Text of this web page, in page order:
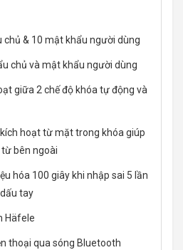
chủ & 10 mật khẩu người dùng
chủ và mật khẩu người dùng
giữa 2 chế độ khóa tự động và
hoạt từ mặt trong khóa giúp
từ bên ngoài
hóa 100 giây khi nhập sai 5 lần
tay
Häfele
thoại qua sóng Bluetooth